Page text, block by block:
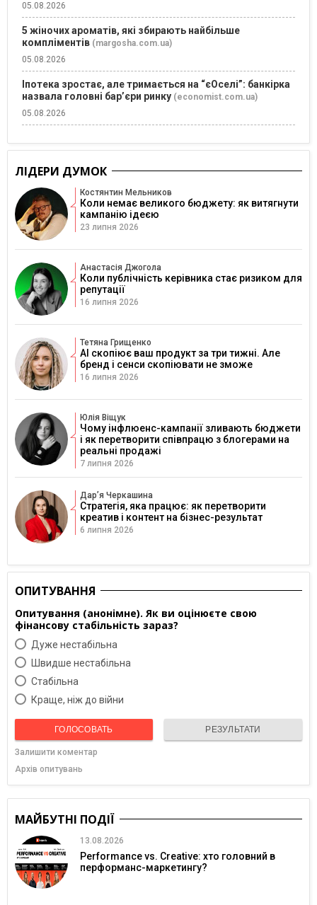
05.08.2026
5 жіночих ароматів, які збирають найбільше
компліментів (margosha.com.ua)
05.08.2026
Іпотека зростає, але тримається на “єОселі”: банкірка
назвала головні бар’єри ринку (economist.com.ua)
05.08.2026
ЛІДЕРИ ДУМОК
Костянтин Мельников
Коли немає великого бюджету: як витягнути
кампанію ідеєю
23 липня 2026
Анастасія Джогола
Коли публічність керівника стає ризиком для
репутації
16 липня 2026
Тетяна Грищенко
AI скопіює ваш продукт за три тижні. Але
бренд і сенси скопіювати не зможе
16 липня 2026
Юлія Віщук
Чому інфлюенс-кампанії зливають бюджети
і як перетворити співпрацю з блогерами на
реальні продажі
7 липня 2026
Дарʼя Черкашина
Стратегія, яка працює: як перетворити
креатив і контент на бізнес-результат
6 липня 2026
ОПИТУВАННЯ
Опитування (анонімне). Як ви оцінюєте свою
фінансову стабільність зараз?
Дуже нестабільна
Швидше нестабільна
Cтабільна
Краще, ніж до війни
ГОЛОСОВАТЬ РЕЗУЛЬТАТИ
Залишити коментар
Архів опитувань
МАЙБУТНІ ПОДІЇ
13.08.2026
Performance vs. Creative: хто головний в
перформанс-маркетингу?